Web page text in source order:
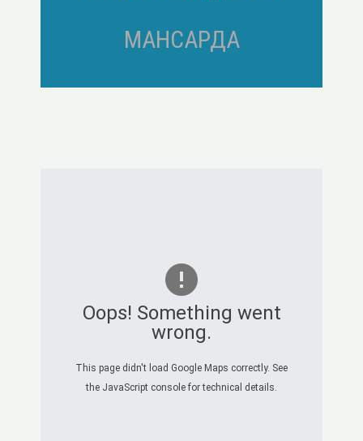
МАНСАРДА
Oops! Something went
wrong.
This page didn't load Google Maps correctly. See
the JavaScript console for technical details.